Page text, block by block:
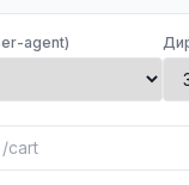
agent)